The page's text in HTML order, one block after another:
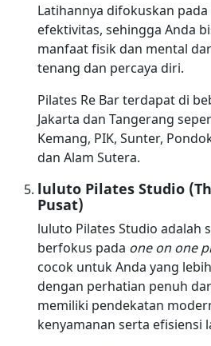
Latihannya difokuskan
efektivitas, sehingga Anda
manfaat fisik dan mental
tenang dan percaya diri.
Pilates Re Bar terdapat di
Jakarta dan Tangerang
Kemang, PIK, Sunter,
dan Alam Sutera.
luluto Pilates Studio
Pusat)
luluto Pilates Studio adalah
berfokus pada one on one
cocok untuk Anda yang
dengan perhatian penuh
memiliki pendekatan
kenyamanan serta efisiensi